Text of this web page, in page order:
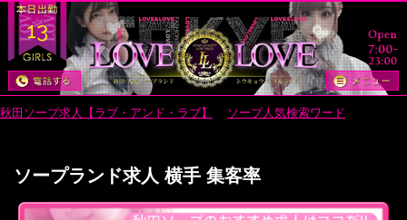
13
秋田ソープ求人【ラブ・アンド・ラブ】 ソープ人気検索ワード
ソープランド求人 横手 集客率